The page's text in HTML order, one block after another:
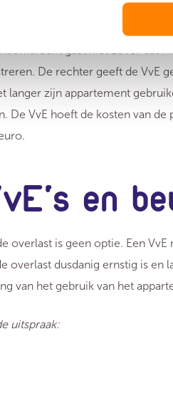
omdat dat inbreuk maakt op
inderdaad inbreuk maakt op
gaat niet zover dat
De rechter geeft de VvE
zijn appartement
VvE hoeft de kosten van de
en
overlast is geen optie. Een
overlast dusdanig ernstig is en
van het gebruik van het
uitspraak: